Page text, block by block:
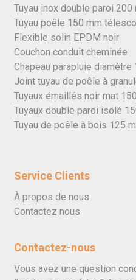
Tuyau inox double paroi 200
Tuyau poêle 150 mm
Flexible solin EPDM noir
Couchon conduit cheminée
Chapeau parapluie diamètre
Joint tuyau de poêle à
Tuyaux émaillés noir mat
Tuyaux double paroi isolé
Tuyau de poêle à bois 125
Service Clients
À propos de nous
Contactez nous
Contactez-nous
Vous avez une question